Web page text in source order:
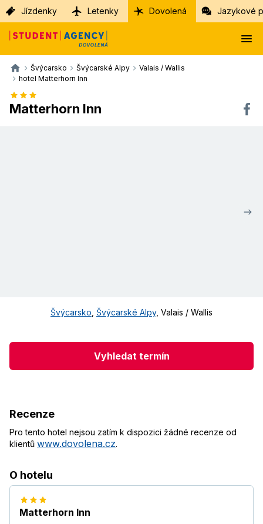
Jízdenky Letenky Dovolená Jazykové
Švýcarsko Švýcarské Alpy
Valais / Wallis
hotel Matterhorn Inn
Matterhorn Inn
Švýcarsko Švýcarské Alpy, Valais / Wallis
Vyhledat termín
Recenze
Pro tento hotel nejsou zatím k dispozici žádné recenze od
klientů www.dovolena.cz.
O hotelu
Matterhorn Inn